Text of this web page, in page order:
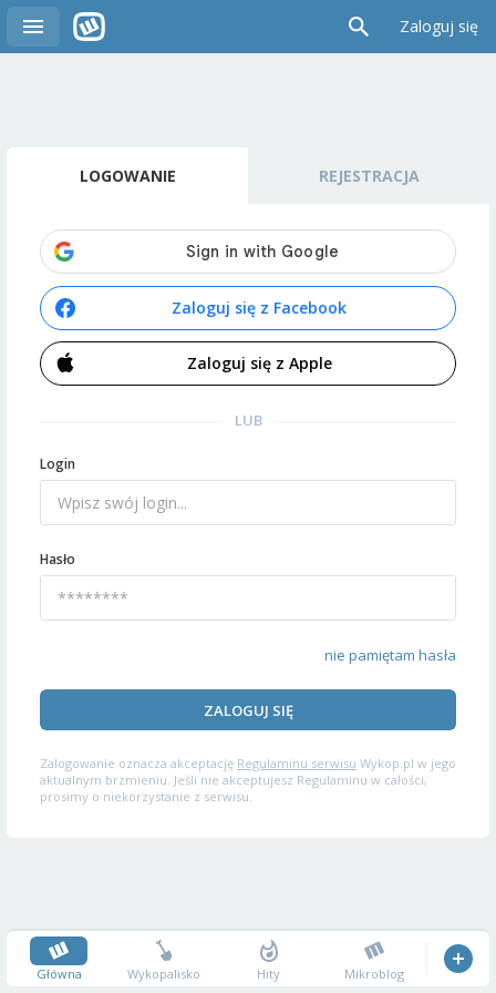
Zaloguj się
LOGOWANIE REJESTRACJA
Zaloguj się z Facebook
Zaloguj się z Apple
LUB
Login
Hasło
nie pamiętam hasła
ZALOGUJ SIĘ
Zalogowanie oznacza akceptację Regulaminu serwisu Wykop.pl w jego
aktualnym brzmieniu. Jeśli nie akceptujesz Regulaminu w całości,
prosimy o niekorzystanie z serwisu.
Główna Wykopalisko Hity Mikroblog